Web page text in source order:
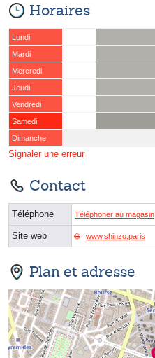
Horaires
Lundi
Mardi
Mercredi
Jeudi
Vendredi
Samedi
Dimanche
Signaler une erreur
Contact
Téléphone Téléphoner au magasin
Site web www.shinzo.paris
Plan et adresse